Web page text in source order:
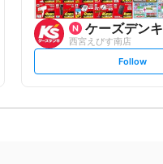
ケーズデンキ
西宮えびす南店
s
t
Follow